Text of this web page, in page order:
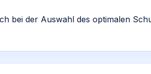
bei der Auswahl des optimalen